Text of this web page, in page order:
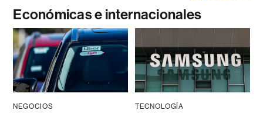
Económicas e internacionales
NEGOCIOS TECNOLOGÍA